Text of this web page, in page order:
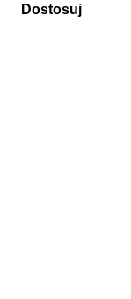
Polecamy
Dostosuj